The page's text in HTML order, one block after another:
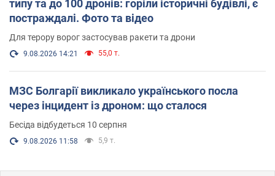
типу та до 100 дронів: горіли історичні будівлі, є
постраждалі. Фото та відео
Для терору ворог застосував ракети та дрони
9.08.2026 14:21 55,0 т.
МЗС Болгарії викликало українського посла
через інцидент із дроном: що сталося
Бесіда відбудеться 10 серпня
9.08.2026 11:58 5,9 т.